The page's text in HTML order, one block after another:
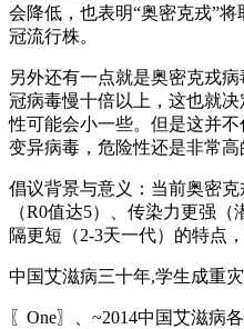
会降低，也表明“奥密克戎”
冠流行株。
另外还有一点就是奥密克戎
冠病毒慢十倍以上，这也就
性可能会小一些。但是这并
变异病毒，危险性还是非常高
倡议背景与意义：当前奥密
（R0值达5）、传染力更强
隔更短（2-3天一代）的特点
中国艾滋病三十年,学生成重
〖One〗、~2014中国艾滋病